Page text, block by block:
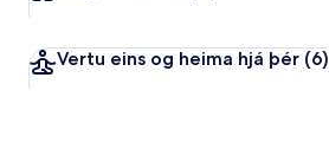
Vertu eins og heima hjá þér (6)